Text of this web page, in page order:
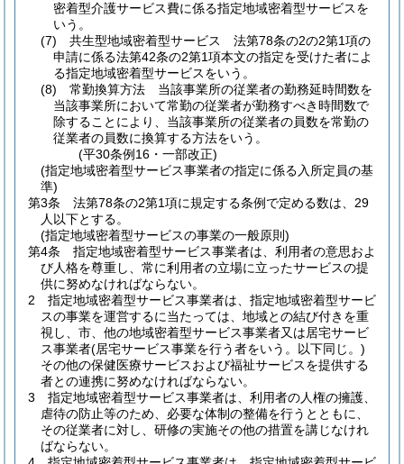
密着型介護サービス費に係る指定地域密着型サービスを
いう。
(7)
共生型地域密着型サービス 法第78条の2の2第1項の
申請に係る法第42条の2第1項本文の指定を受けた者によ
る指定地域密着型サービスをいう。
(8)
常勤換算方法 当該事業所の従業者の勤務延時間数を
当該事業所において常勤の従業者が勤務すべき時間数で
除することにより、当該事業所の従業者の員数を常勤の
従業者の員数に換算する方法をいう。
(平30条例16・一部改正)
(指定地域密着型サービス事業者の指定に係る入所定員の基
準)
第3条
法第78条の2第1項に規定する条例で定める数は、29
人以下とする。
(指定地域密着型サービスの事業の一般原則)
第4条
指定地域密着型サービス事業者は、利用者の意思およ
び人格を尊重し、常に利用者の立場に立ったサービスの提
供に努めなければならない。
2
指定地域密着型サービス事業者は、指定地域密着型サービ
スの事業を運営するに当たっては、地域との結び付きを重
視し、市、他の地域密着型サービス事業者又は居宅サービ
ス事業者(居宅サービス事業を行う者をいう。以下同じ。)
その他の保健医療サービスおよび福祉サービスを提供する
者との連携に努めなければならない。
3
指定地域密着型サービス事業者は、利用者の人権の擁護、
虐待の防止等のため、必要な体制の整備を行うとともに、
その従業者に対し、研修の実施その他の措置を講じなけれ
ばならない。